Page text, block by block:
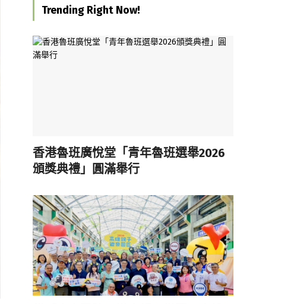
Trending Right Now!
香港魯班廣悅堂「青年魯班選舉2026
頒獎典禮」圓滿舉行